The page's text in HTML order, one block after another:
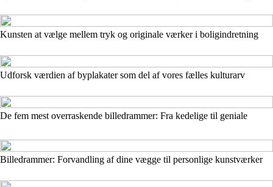
Kunsten at vælge mellem tryk og originale værker i boligindretning
Udforsk værdien af byplakater som del af vores fælles kulturarv
De fem mest overraskende billedrammer: Fra kedelige til geniale
Billedrammer: Forvandling af dine vægge til personlige kunstværker